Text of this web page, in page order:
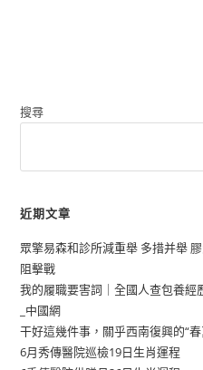
搜尋
近期文章
眾擎易森和診所減重舉 多措并舉
阻擊戰
我的履職要害詞｜全國人查包養
_中國網
干好這幾件事，關乎西南復興的“
6月秀傳醫院巡檢19日生肖運程